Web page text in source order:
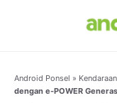
Android Ponsel »
dengan e-POWER